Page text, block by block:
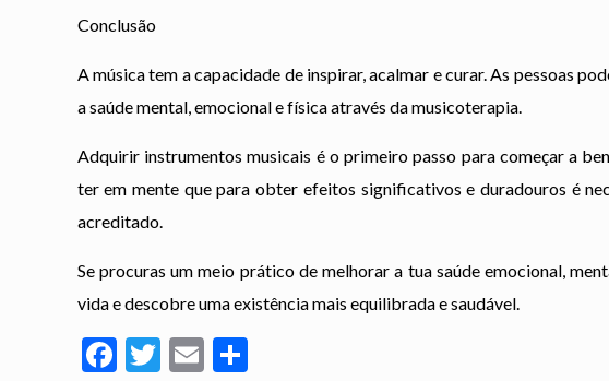
Conclusão
A música tem a capacidade de inspirar, acalmar e curar. As pessoas
a saúde mental, emocional e física através da musicoterapia.
Adquirir instrumentos musicais é o primeiro passo para começar a
ter em mente que para obter efeitos significativos e duradouros é
acreditado.
Se procuras um meio prático de melhorar a tua saúde emocional,
vida e descobre uma existência mais equilibrada e saudável.
Facebook
Twitter
EmailPartilhar